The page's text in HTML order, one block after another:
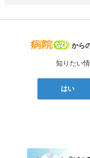
病院
から
知りたい
はい